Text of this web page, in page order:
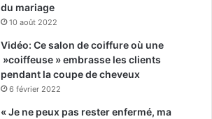
du mariage
10 août 2022
Vidéo: Ce salon de coiffure où une
»coiffeuse » embrasse les clients
pendant la coupe de cheveux
6 février 2022
« Je ne peux pas rester enfermé, ma